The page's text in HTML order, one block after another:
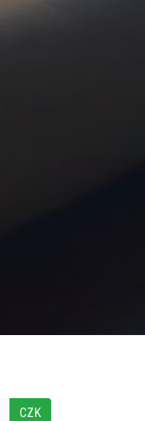
CZK